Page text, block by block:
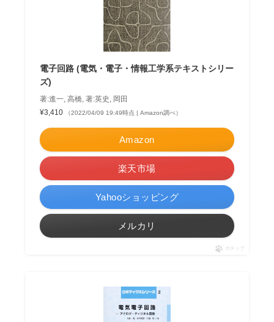
電子回路 (電気・電子・情報工学系テキストシリー
ズ)
著:進一, 高橋, 著:英史, 岡田
¥3,410
（2022/04/09 19:49時点 | Amazon調べ）
Amazon
楽天市場
Yahooショッピング
メルカリ
ポチップ